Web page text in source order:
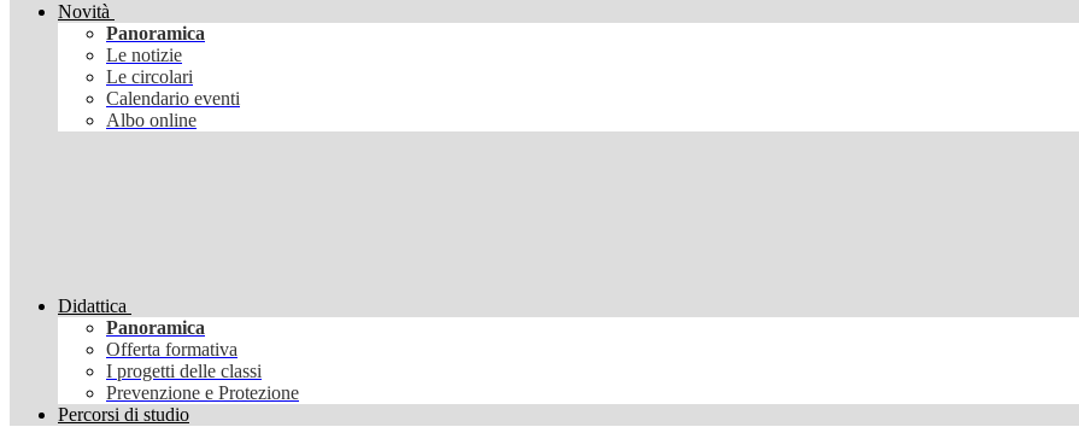
Novità
Panoramica
Le notizie
Le circolari
Calendario eventi
Albo online
Didattica
Panoramica
Offerta formativa
I progetti delle classi
Prevenzione e Protezione
Percorsi di studio